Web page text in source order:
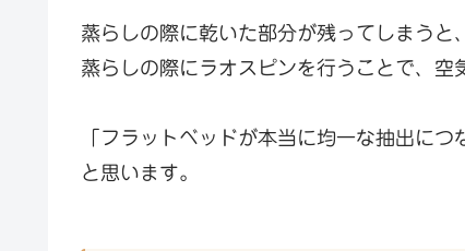
蒸らしの際に乾いた部分が残ってしまうと
蒸らしの際にラオスピンを行うことで、空
「フラットベッドが本当に均一な抽出に
と思います。